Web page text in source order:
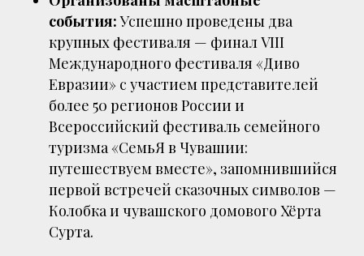
события:Успешно проведены два
крупных фестиваля — финал VIII
Международного фестиваля «Диво
Евразии» с участием представителей
более 50 регионов России и
Всероссийский фестиваль семейного
туризма «СемьЯ в Чувашии:
путешествуем вместе», запомнившийся
первой встречей сказочных символов —
Колобка и чувашского домового Хёрта
Сурта.